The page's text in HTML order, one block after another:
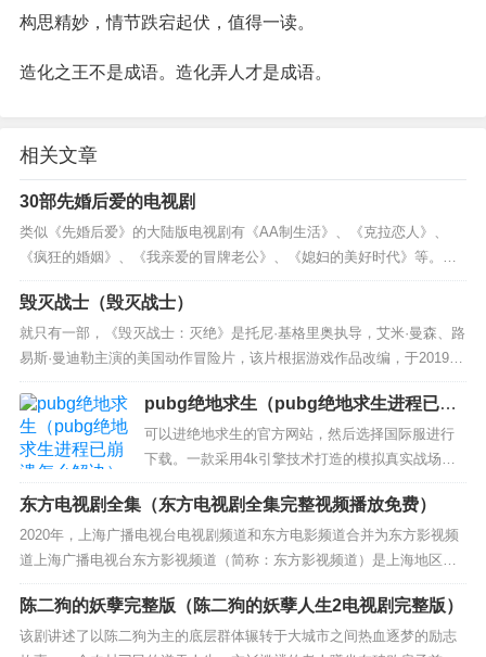
构思精妙，情节跌宕起伏，值得一读。
造化之王不是成语。造化弄人才是成语。
相关文章
30部先婚后爱的电视剧
类似《先婚后爱》的大陆版电视剧有《AA制生活》、《克拉恋人》、
《疯狂的婚姻》、《我亲爱的冒牌老公》、《媳妇的美好时代》等。
《先结婚后恋爱》由北京华谊凯旋文化传媒有限公司出品，范伟、张歆
艺、王雅捷共同主...
毁灭战士（毁灭战士）
就只有一部，《毁灭战士：灭绝》是托尼·基格里奥执导，艾米·曼森、路
易斯·曼迪勒主演的美国动作冒险片，该片根据游戏作品改编，于2019年
出品。该片讲述一群军人去调查火星卫星上的一个事故报告，等他们到
达，...
pubg绝地求生（pubg绝地求生进程已崩
溃怎么解决）
可以进绝地求生的官方网站，然后选择国际服进行
下载。一款采用4k引擎技术打造的模拟真实战场，
精致的大型3d写实建模，融合现代反恐元素，超优
秀的真实射击手感，支持自定义滑动敏捷度，全新
的射击系统可允许您定...
东方电视剧全集（东方电视剧全集完整视频播放免费）
2020年，上海广播电视台电视剧频道和东方电影频道合并为东方影视频
道上海广播电视台东方影视频道（简称：东方影视频道）是上海地区播
出电影、电视剧为主的专业电视频道，于2020年1月1日开播。1992
年，...
陈二狗的妖孽完整版（陈二狗的妖孽人生2电视剧完整版）
该剧讲述了以陈二狗为主的底层群体辗转于大城市之间热血逐梦的励志